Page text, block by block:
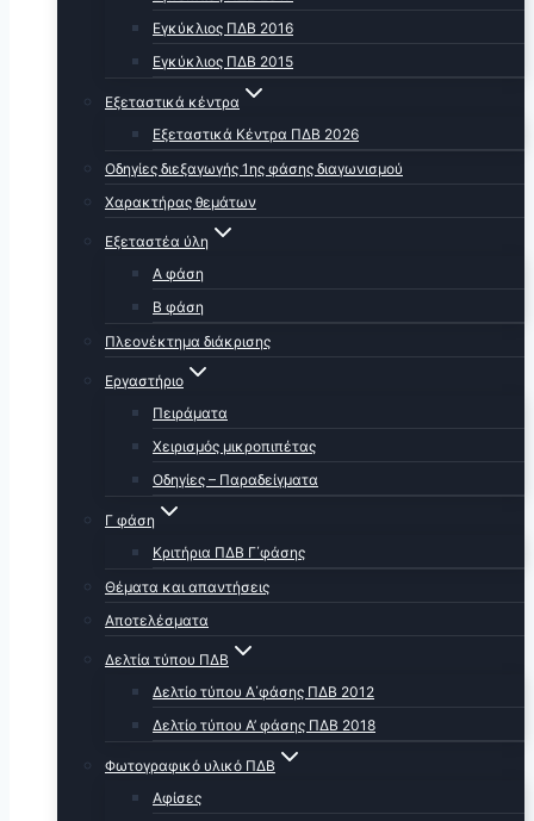
Εγκύκλιος ΠΔΒ 2016
Εγκύκλιος ΠΔΒ 2015
Εξεταστικά κέντρα
Εξεταστικά Κέντρα ΠΔΒ 2026
Οδηγίες διεξαγωγής 1ης φάσης διαγωνισμού
Χαρακτήρας θεμάτων
Εξεταστέα ύλη
Α φάση
Β φάση
Πλεονέκτημα διάκρισης
Εργαστήριο
Πειράματα
Χειρισμός μικροπιπέτας
Οδηγίες – Παραδείγματα
Γ φάση
Κριτήρια ΠΔΒ Γ΄φάσης
Θέματα και απαντήσεις
Αποτελέσματα
Δελτία τύπου ΠΔΒ
Δελτίο τύπου Α΄φάσης ΠΔΒ 2012
Δελτίο τύπου Α’ φάσης ΠΔΒ 2018
Φωτογραφικό υλικό ΠΔΒ
Αφίσες